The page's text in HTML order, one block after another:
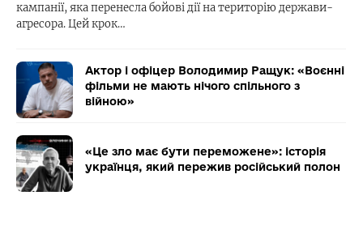
кампанії, яка перенесла бойові дії на територію держави-
агресора. Цей крок…
Актор і офіцер Володимир Ращук: «Воєнні
фільми не мають нічого спільного з
війною»
«Це зло має бути переможене»: історія
українця, який пережив російський полон